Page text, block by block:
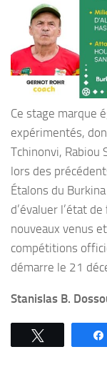
Ce stage marque
expérimentés,
Tchinonvi, Rabiou
lors des
Étalons du
d’évaluer l’état
nouveaux venus
compétitions
démarre le 21
Stanislas B.